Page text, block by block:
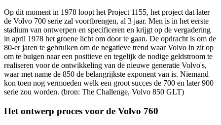
Op dit moment in 1978 loopt het Project 1155, het project dat later
de Volvo 700 serie zal voortbrengen, al 3 jaar. Men is in het eerste
stadium van ontwerpen en specificeren en krijgt op de vergadering
in april 1978 het groene licht om door te gaan. De opdracht is om de
80-er jaren te gebruiken om de negatieve trend waar Volvo in zit op
om te buigen naar een positieve en tegelijk de nodige geldstroom te
realiseren voor de ontwikkeling van de nieuwe generatie Volvo's,
waar met name de 850 de belangrijkste exponent van is. Niemand
kon toen nog vermoeden welk een groot succes de 700 en later 900
serie zou worden. (bron: The Challenge, Volvo 850 GLT)
Het ontwerp proces voor de Volvo 760